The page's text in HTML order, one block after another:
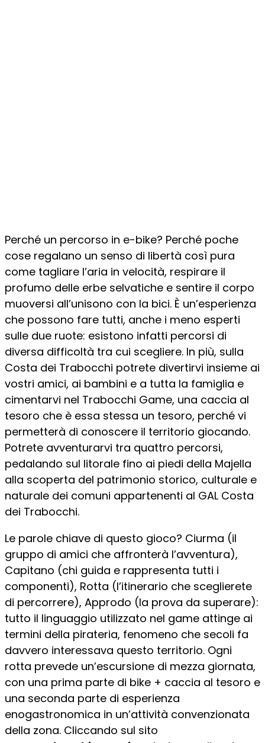
Perché un percorso in e-bike? Perché poche
cose regalano un senso di libertà così pura
come tagliare l’aria in velocità, respirare il
profumo delle erbe selvatiche e sentire il corpo
muoversi all’unisono con la bici. È un’esperienza
che possono fare tutti, anche i meno esperti
sulle due ruote: esistono infatti percorsi di
diversa difficoltà tra cui scegliere. In più, sulla
Costa dei Trabocchi potrete divertirvi insieme ai
vostri amici, ai bambini e a tutta la famiglia e
cimentarvi nel Trabocchi Game, una caccia al
tesoro che è essa stessa un tesoro, perché vi
permetterà di conoscere il territorio giocando.
Potrete avventurarvi tra quattro percorsi,
pedalando sul litorale fino ai piedi della Majella
alla scoperta del patrimonio storico, culturale e
naturale dei comuni appartenenti al GAL Costa
dei Trabocchi.
Le parole chiave di questo gioco? Ciurma (il
gruppo di amici che affronterà l’avventura),
Capitano (chi guida e rappresenta tutti i
componenti), Rotta (l’itinerario che sceglierete
di percorrere), Approdo (la prova da superare):
tutto il linguaggio utilizzato nel game attinge ai
termini della pirateria, fenomeno che secoli fa
davvero interessava questo territorio. Ogni
rotta prevede un’escursione di mezza giornata,
con una prima parte di bike + caccia al tesoro e
una seconda parte di esperienza
enogastronomica in un’attività convenzionata
della zona. Cliccando sul sito